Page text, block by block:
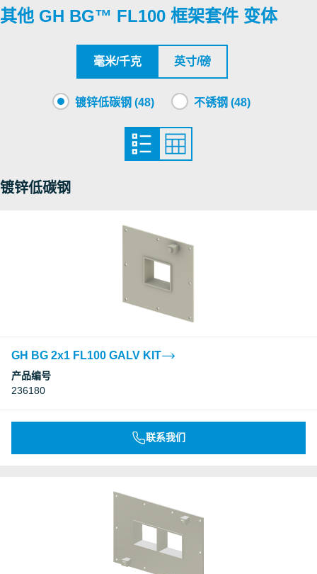
Underwriters Laboratories Inc.
Underwriters Laboratories Inc.
RECTANGULAR RM SYSTEMS (zh) PDF
其他 GH BG™ FL100 框架套件 变体
毫米/千克 英寸/磅
镀锌低碳钢 (48) 不锈钢 (48)
镀锌低碳钢
GH BG 2x1 FL100 GALV KIT
产品编号
236180
联系我们